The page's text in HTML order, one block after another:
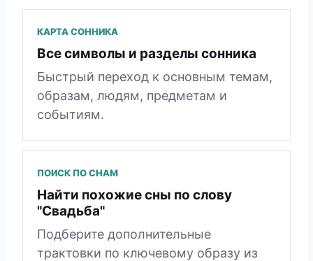
КАРТА СОННИКА
Все символы и разделы сонника
Быстрый переход к основным темам,
образам, людям, предметам и
событиям.
ПОИСК ПО СНАМ
Найти похожие сны по слову
"Свадьба"
Подберите дополнительные
трактовки по ключевому образу из